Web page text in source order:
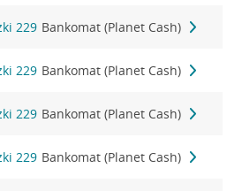
229 Bankomat (Planet Cash)
229 Bankomat (Planet Cash)
229 Bankomat (Planet Cash)
229 Bankomat (Planet Cash)